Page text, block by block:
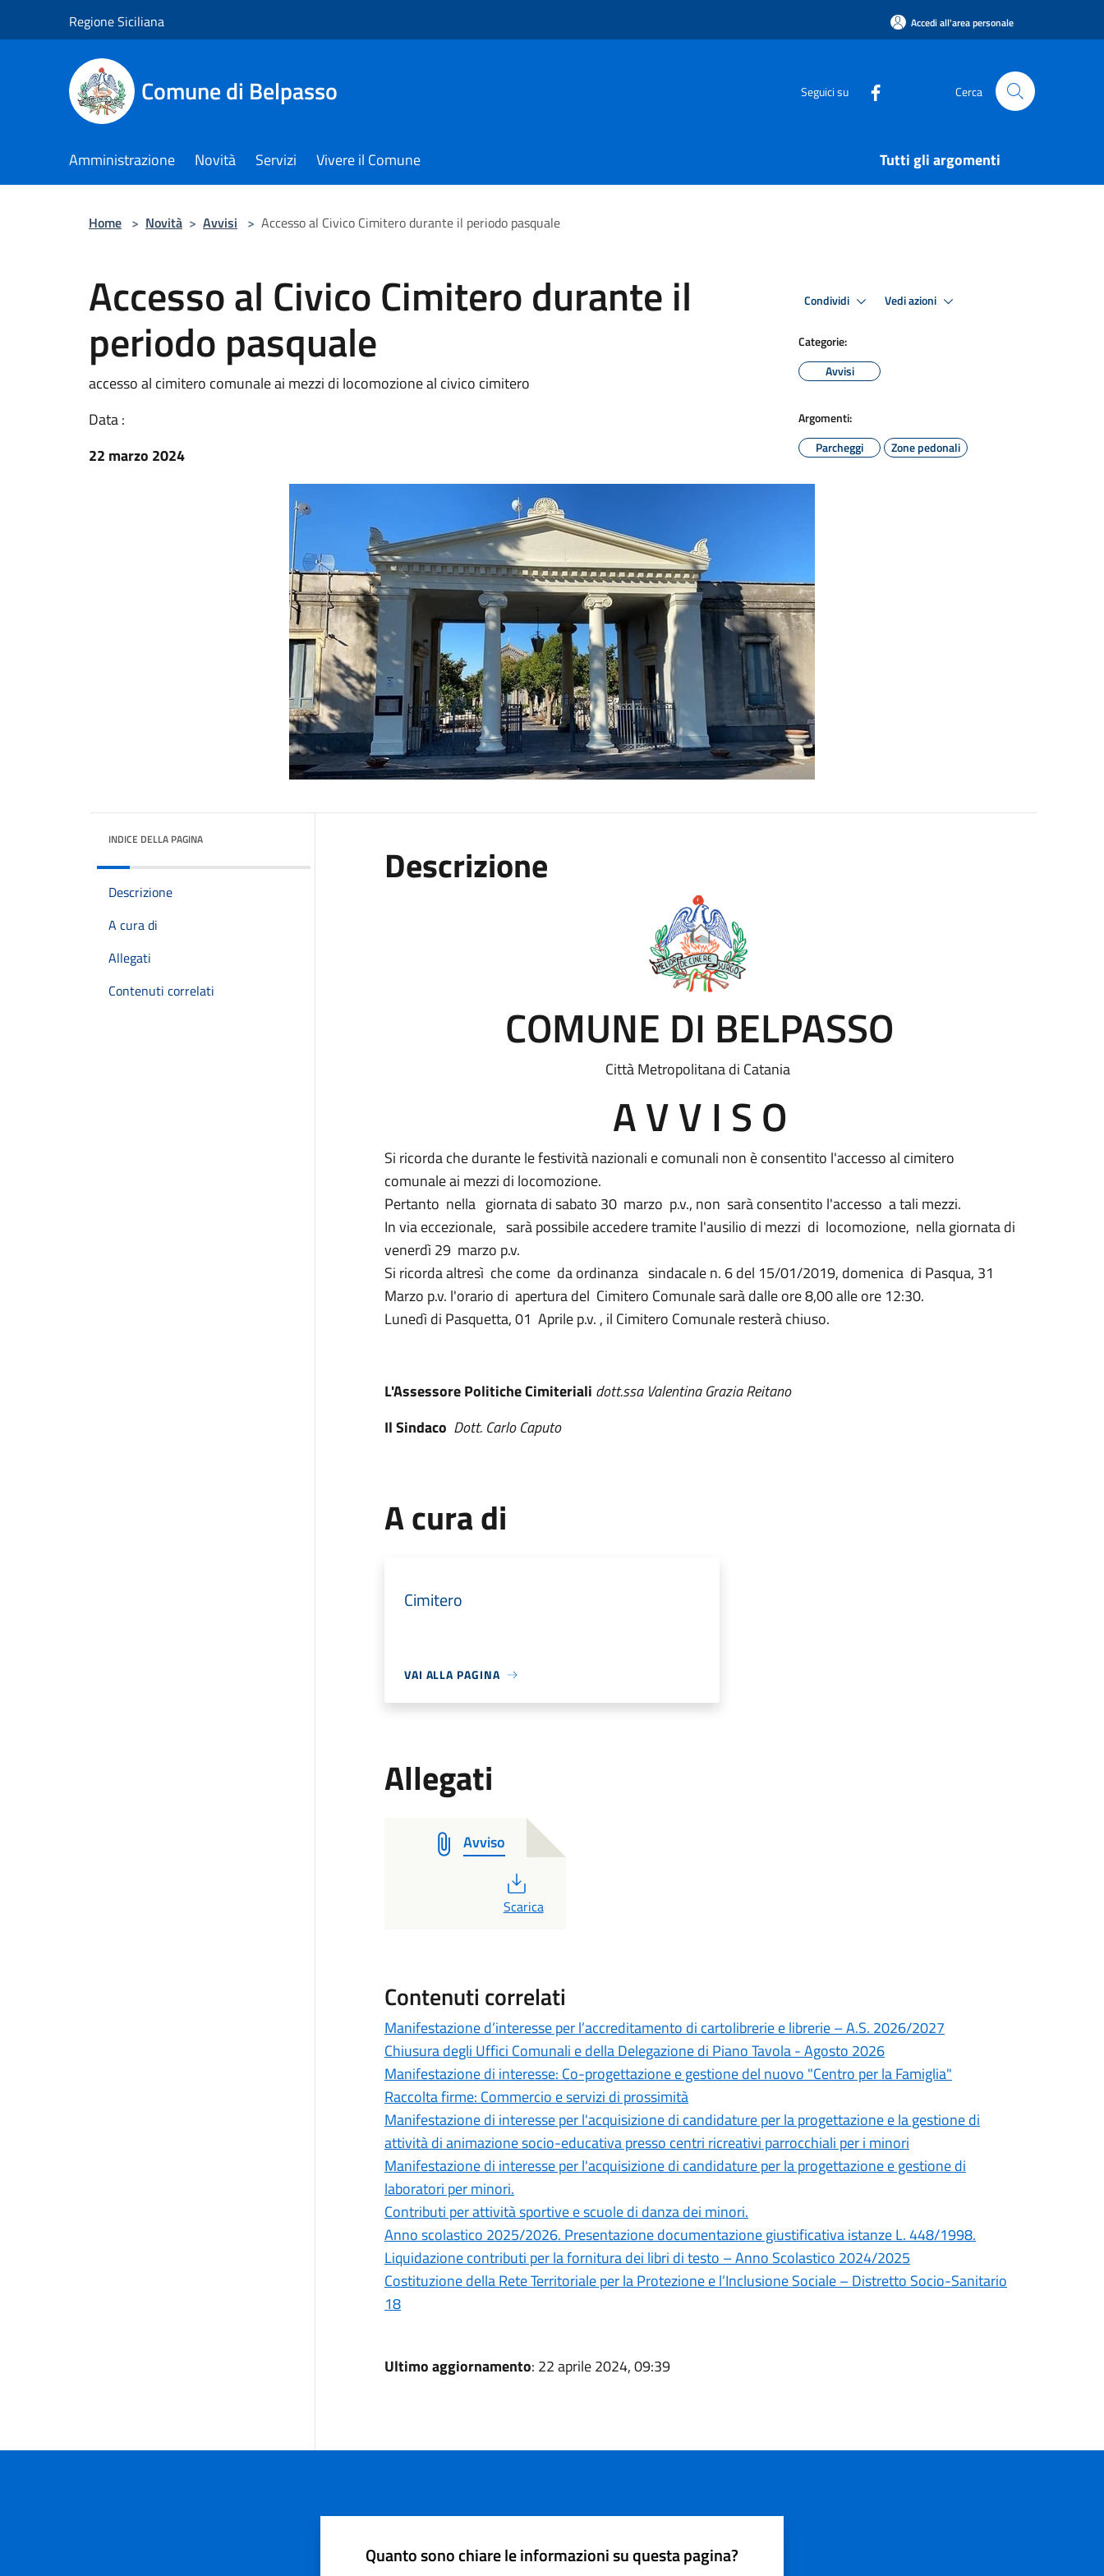
Regione Siciliana Accedi all'area personale
Comune di Belpasso Seguici su Cerca
Amministrazione Novità Servizi Vivere il Comune Tutti gli argomenti
Home > Novità > Avvisi > Accesso al Civico Cimitero durante il periodo pasquale
Accesso al Civico Cimitero durante il
periodo pasquale
accesso al cimitero comunale ai mezzi di locomozione al civico cimitero
Data :
22 marzo 2024
Condividi Vedi azioni
Categorie:
Avvisi
Argomenti:
Parcheggi
Zone pedonali
INDICE DELLA PAGINA
Descrizione
A cura di
Allegati
Contenuti correlati
Descrizione
COMUNE DI BELPASSO
Città Metropolitana di Catania
A V V I S O
Si ricorda che durante le festività nazionali e comunali non è consentito l'accesso al cimitero
comunale ai mezzi di locomozione.
Pertanto nella giornata di sabato 30 marzo p.v., non sarà consentito l'accesso a tali mezzi.
In via eccezionale, sarà possibile accedere tramite l'ausilio di mezzi di locomozione, nella giornata di
venerdì 29 marzo p.v.
Si ricorda altresì che come da ordinanza sindacale n. 6 del 15/01/2019, domenica di Pasqua, 31
Marzo p.v. l'orario di apertura del Cimitero Comunale sarà dalle ore 8,00 alle ore 12:30.
Lunedì di Pasquetta, 01 Aprile p.v. , il Cimitero Comunale resterà chiuso.
L'Assessore Politiche Cimiteriali dott.ssa Valentina Grazia Reitano
Il Sindaco Dott. Carlo Caputo
A cura di
Cimitero
VAI ALLA PAGINA
Allegati
Avviso
PDF
Scarica
Contenuti correlati
Manifestazione d’interesse per l’accreditamento di cartolibrerie e librerie – A.S. 2026/2027
Chiusura degli Uffici Comunali e della Delegazione di Piano Tavola - Agosto 2026
Manifestazione di interesse: Co-progettazione e gestione del nuovo "Centro per la Famiglia"
Raccolta firme: Commercio e servizi di prossimità
Manifestazione di interesse per l'acquisizione di candidature per la progettazione e la gestione di
attività di animazione socio-educativa presso centri ricreativi parrocchiali per i minori
Manifestazione di interesse per l'acquisizione di candidature per la progettazione e gestione di
laboratori per minori.
Contributi per attività sportive e scuole di danza dei minori.
Anno scolastico 2025/2026. Presentazione documentazione giustificativa istanze L. 448/1998.
Liquidazione contributi per la fornitura dei libri di testo – Anno Scolastico 2024/2025
Costituzione della Rete Territoriale per la Protezione e l’Inclusione Sociale – Distretto Socio-Sanitario
18
Ultimo aggiornamento: 22 aprile 2024, 09:39
Quanto sono chiare le informazioni su questa pagina?